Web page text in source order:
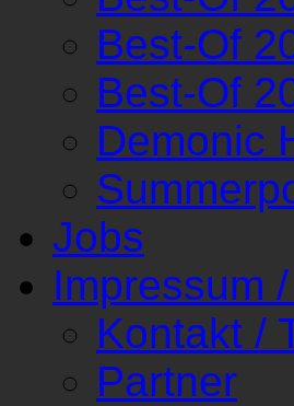
Best-Of
Best-Of
Demonic
Jobs
Impressum
Kontakt /
Partner